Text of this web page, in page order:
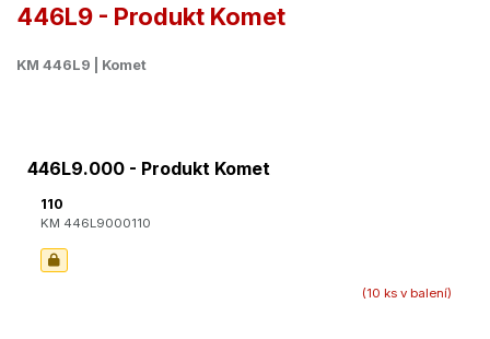
446L9 - Produkt Komet
KM 446L9 | Komet
446L9.000 - Produkt Komet
110
KM 446L9000110
(10 ks v balení)